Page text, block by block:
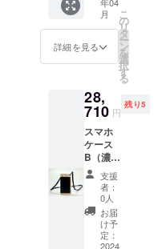
29,000
円（税
抜）の
10％off
す。 リ
ターン
価格
は、税
込、送
料込み
の価格
です。
イタリ
ア製高
級牛革
商品サ
イズ
（約
19.5X1
1X2 化
粧箱サ
イズ
（約
cm）：
25.5X1
7X2.5 ※
プロ
ジェク
ト期間
中の特
月
詳細を見る
こ
の
リ
タ
ー
ン
を
選
択
す
る
28,
710 円
残り5
スマホ
ケース
B（濃
茶） 白
革：ニ
ホンシ
カ革に
漆付け
濃茶無
支援
者：
0人
お届
け予
定：
2024